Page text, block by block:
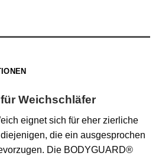
Weichschläfer
eignet sich für eher zierliche
die ein ausgesprochen
Die BODYGUARD®